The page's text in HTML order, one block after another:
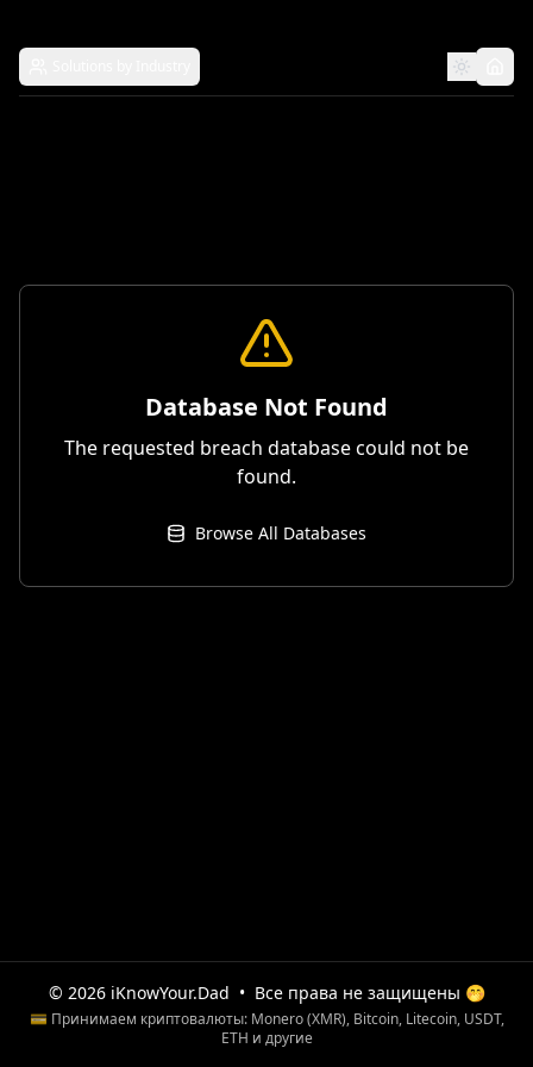
Database Not Found
The requested breach database could not be
found.
Browse All Databases
© 2026 iKnowYour.Dad • Все права не защищены 🤭
💳 Принимаем криптовалюты: Monero (XMR), Bitcoin, Litecoin, USDT,
ETH и другие